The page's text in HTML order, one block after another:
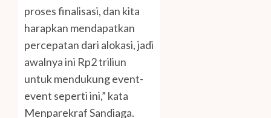
proses finalisasi, dan kita
harapkan mendapatkan
percepatan dari alokasi, jadi
awalnya ini Rp2 triliun
untuk mendukung event-
event seperti ini,” kata
Menparekraf Sandiaga.